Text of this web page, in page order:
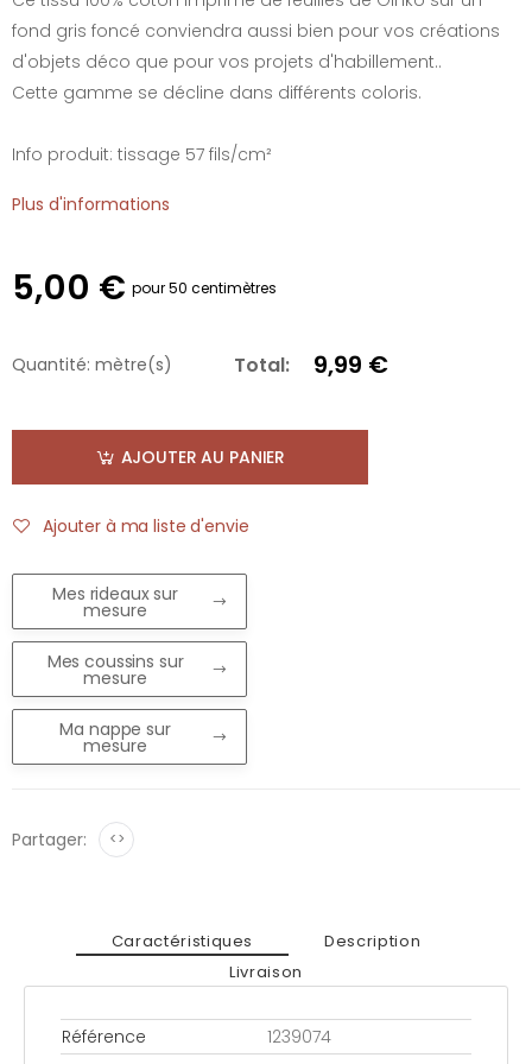
fond gris foncé conviendra aussi bien pour vos créations
d'objets déco que pour vos projets d'habillement..
Cette gamme se décline dans différents coloris.
Info produit: tissage 57 fils/cm²
Plus d'informations
5,00 € pour 50 centimètres
Quantité: mètre(s) Total: 9,99 €
AJOUTER AU PANIER
Ajouter à ma liste d'envie
Mes rideaux sur
mesure
Mes coussins sur
mesure
Ma nappe sur
mesure
Partager: <>
Caractéristiques
Description
Livraison
Référence
1239074